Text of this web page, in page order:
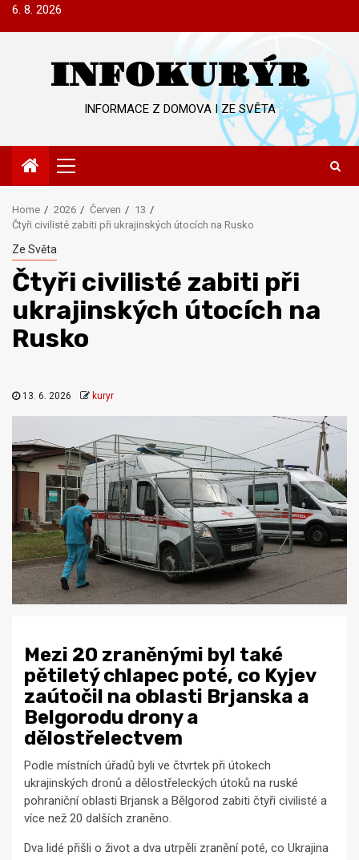
Skip6. 8. 2026
INFOKURÝR
INFORMACE Z DOMOVA I ZE SVĚTA
Primary
Menu
Home 2026 Červen
13
Čtyři civilisté zabiti při ukrajinských útocích na Rusko
Ze Světa
Čtyři civilisté zabiti při
ukrajinských útocích na
Rusko
13. 6. 2026 kuryr
Mezi 20 zraněnými byl také
pětiletý chlapec poté, co Kyjev
zaútočil na oblasti Brjanska a
Belgorodu drony a
dělostřelectvem
Podle místních úřadů byli ve čtvrtek při útokech
ukrajinských dronů a dělostřeleckých útoků na ruské
pohraniční oblasti Brjansk a Bělgorod zabiti čtyři civilisté a
více než 20 dalších zraněno.
Dva lidé přišli o život a dva utrpěli zranění poté, co Ukrajina